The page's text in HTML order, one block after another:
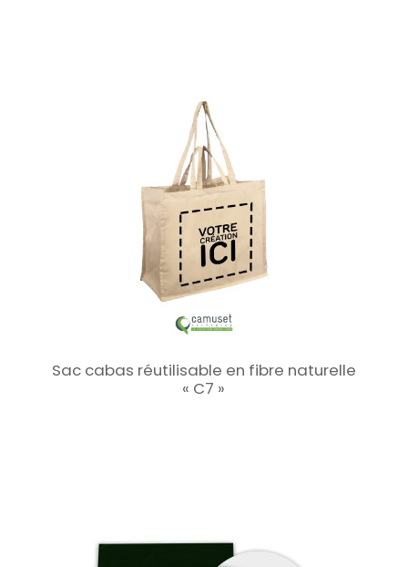
Sac cabas réutilisable en fibre naturelle
« C7 »